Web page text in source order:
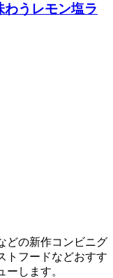
うレモン塩ラ
どの新作コンビニグ
トフードなどおすす
します。